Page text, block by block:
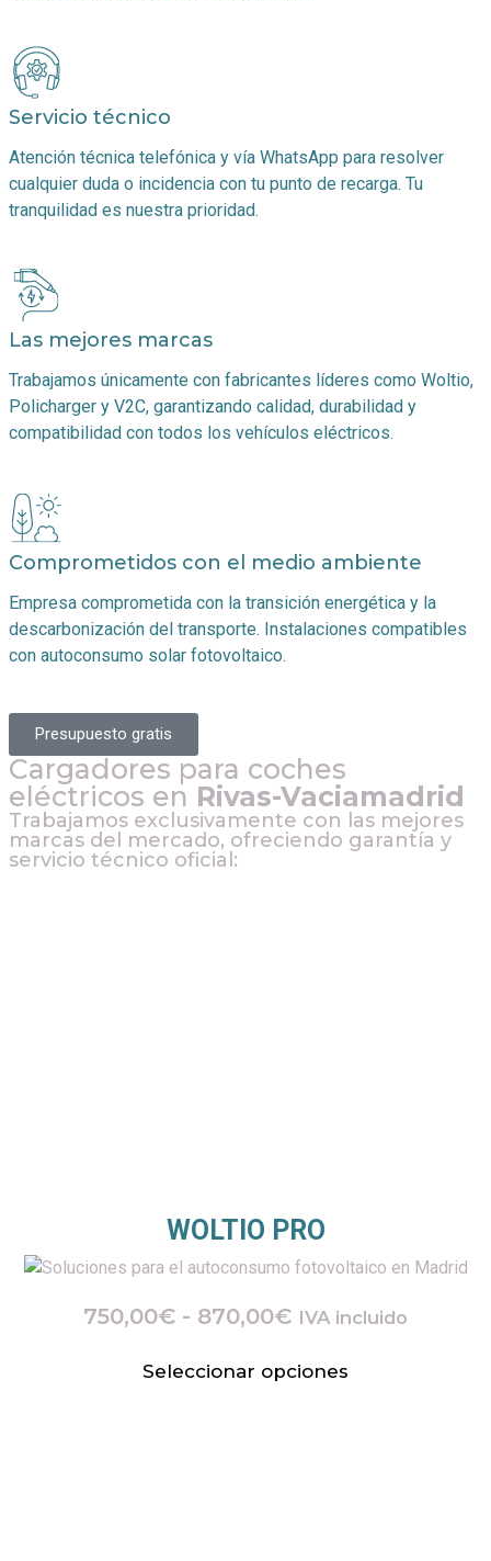
Servicio técnico
Atención técnica telefónica y vía WhatsApp para resolver
cualquier duda o incidencia con tu punto de recarga. Tu
tranquilidad es nuestra prioridad.
Las mejores marcas
Trabajamos únicamente con fabricantes líderes como Woltio,
Policharger y V2C, garantizando calidad, durabilidad y
compatibilidad con todos los vehículos eléctricos.
Comprometidos con el medio ambiente
Empresa comprometida con la transición energética y la
descarbonización del transporte. Instalaciones compatibles
con autoconsumo solar fotovoltaico.
Presupuesto gratis
Cargadores para coches
eléctricos en Rivas-Vaciamadrid
Trabajamos exclusivamente con las mejores
marcas del mercado, ofreciendo garantía y
servicio técnico oficial:
WOLTIO PRO
750,00€ - 870,00€ IVA incluido
Seleccionar opciones